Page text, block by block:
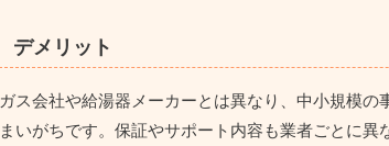
デメリット
ガス会社や給湯器メーカーとは異なり、中小規模の
まいがちです。保証やサポート内容も業者ごとに異